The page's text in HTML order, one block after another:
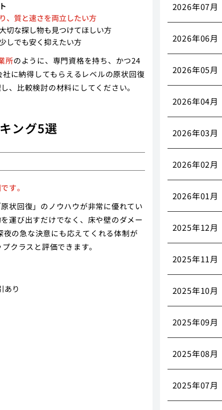
、質と速さを両立したい方
切な探し物も見つけてほしい方
しでも安く抑えたい方
所のように、専門資格を持ち、かつ24
に納得してもらえるレベルの原状回復
、比較検討の材料にしてください。
ング5選
す。
状回復」のノウハウが非常に優れてい
運び出すだけでなく、床や壁のダメー
の急な決意にも応えてくれる体制が
クラスと評価できます。
あり
2026年07月
2026年06月
2026年05月
2026年04月
2026年03月
2026年02月
2026年01月
2025年12月
2025年11月
2025年10月
2025年09月
2025年08月
2025年07月